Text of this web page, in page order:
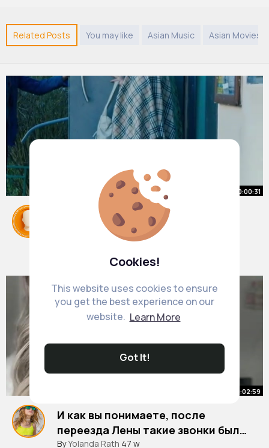
Cookies!
This website uses cookies to ensure
you get the best experience on our
website. Learn More
Got It!
Related Posts You may like Asian Music Asian Movies
00:00:31
Водитель отказался нести
#фильмы
Giuseppe Torphy1 y
00:02:59
И как вы понимаете, после
переезда Лены такие звонки были
#мужскоеженское#семейнаяжизнь
ByYolanda Rath 47 w